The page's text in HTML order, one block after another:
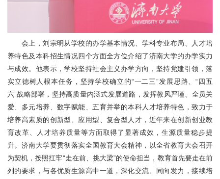
会上，刘宗明从学校的办学基本情况、学科专业布局、人才培
养特色及本科招生情况四个方面全方位介绍了济南大学的办学实力
与成效。他表示，学校坚持社会主义办学方向，坚持党建引领，落
实立德树人根本任务，坚持学校确立的“一二三”发展思路、“四五
六”战略部署，坚持高质量内涵式发展道路，发挥教风严谨、全员关
爱、多元培养、数字赋能、五育并举的本科人才培养特色，致力于
培养高素质的创新型、应用型、复合型人才，近年来在创新创业教
育改革、人才培养质量等方面取得了显著成效，生源质量稳步提
升。济南大学要贯彻落实全国教育大会精神，以全省教育大会召开
为契机，按照扛牢“走在前、挑大梁”的使命担当，教育首先要走在前
列的要求，与各优质生源高中一道，深化交流、同向发力，接续培